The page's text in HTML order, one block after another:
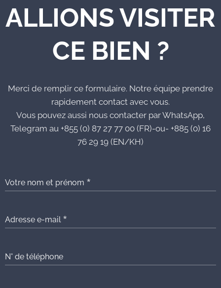
ALLIONS VISITER
CE BIEN ?
Merci de remplir ce formulaire. Notre équipe prendre
rapidement contact avec vous.
Vous pouvez aussi nous contacter par WhatsApp,
Telegram au +855 (0) 87 27 77 00 (FR)-ou- +885 (0) 16
76 29 19 (EN/KH)
Votre nom et prénom
Adresse e-mail
N° de téléphone